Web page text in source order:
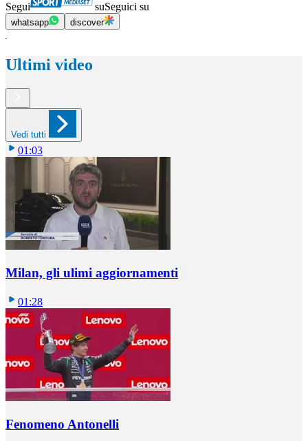
Segui suSeguici su
whatsapp discover
Ultimi video
Vedi tutti
01:03
Milan, gli ulimi aggiornamenti
01:28
Fenomeno Antonelli